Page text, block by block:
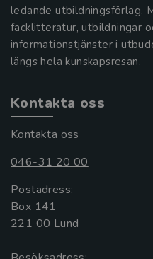
ledande utbildningsförlag.
facklitteratur, utbildningar
informationstjänster i
längs hela kunskapsresan.
Kontakta oss
Kontakta oss
046-31 20 00
Postadress:
Box 141
221 00 Lund